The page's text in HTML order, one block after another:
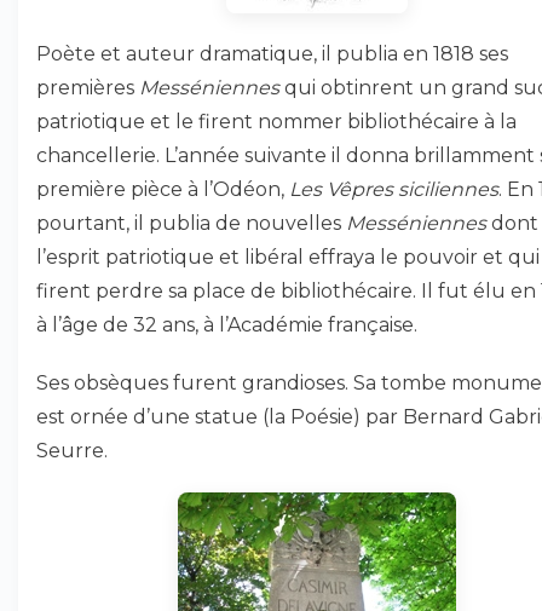
Poète et auteur dramatique, il publia en 1818 ses
premières Messéniennesqui obtinrent un grand
patriotique et le firent nommer bibliothécaire à la
chancellerie. L’année suivante il donna brillamment
première pièce à l’Odéon, Les Vêpres siciliennes. En
pourtant, il publia de nouvelles Messéniennesdont
l’esprit patriotique et libéral effraya le pouvoir et
firent perdre sa place de bibliothécaire. Il fut élu en
à l’âge de 32 ans, à l’Académie française.
Ses obsèques furent grandioses. Sa tombe
est ornée d’une statue (la Poésie) par Bernard
Seurre.